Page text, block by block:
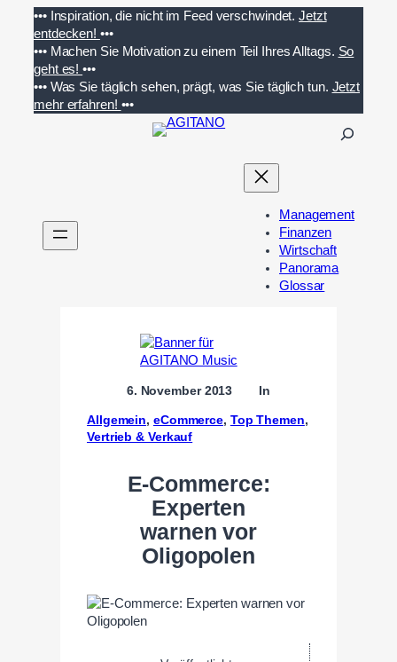
Inhalt
springen
••• Inspiration, die nicht im Feed verschwindet. Jetzt
entdecken! •••
••• Machen Sie Motivation zu einem Teil Ihres Alltags. So
geht es!•••
••• Was Sie täglich sehen, prägt, was Sie täglich tun. Jetzt
mehr erfahren! •••
n
Management
Finanzen
Wirtschaft
Panorama
Glossar
6. November 2013 In
Allgemein, eCommerce, Top Themen
Vertrieb & Verkauf
E-Commerce:
Experten
warnen vor
Oligopolen